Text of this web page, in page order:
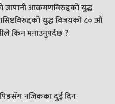
जापानी आक्रमणविरुद्दको युद्ध
युद्ध विजयको ८० औं
किन मनाउनुपर्दछ ?
नजिकका दुई दिन